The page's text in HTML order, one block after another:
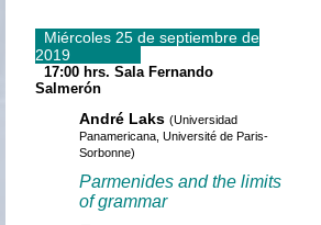
Miércoles 25 de septiembre de
2019
17:00 hrs. Sala Fernando
Salmerón
André Laks (Universidad
Panamericana, Université de Paris-
Sorbonne)
Parmenides and the limits
of grammar